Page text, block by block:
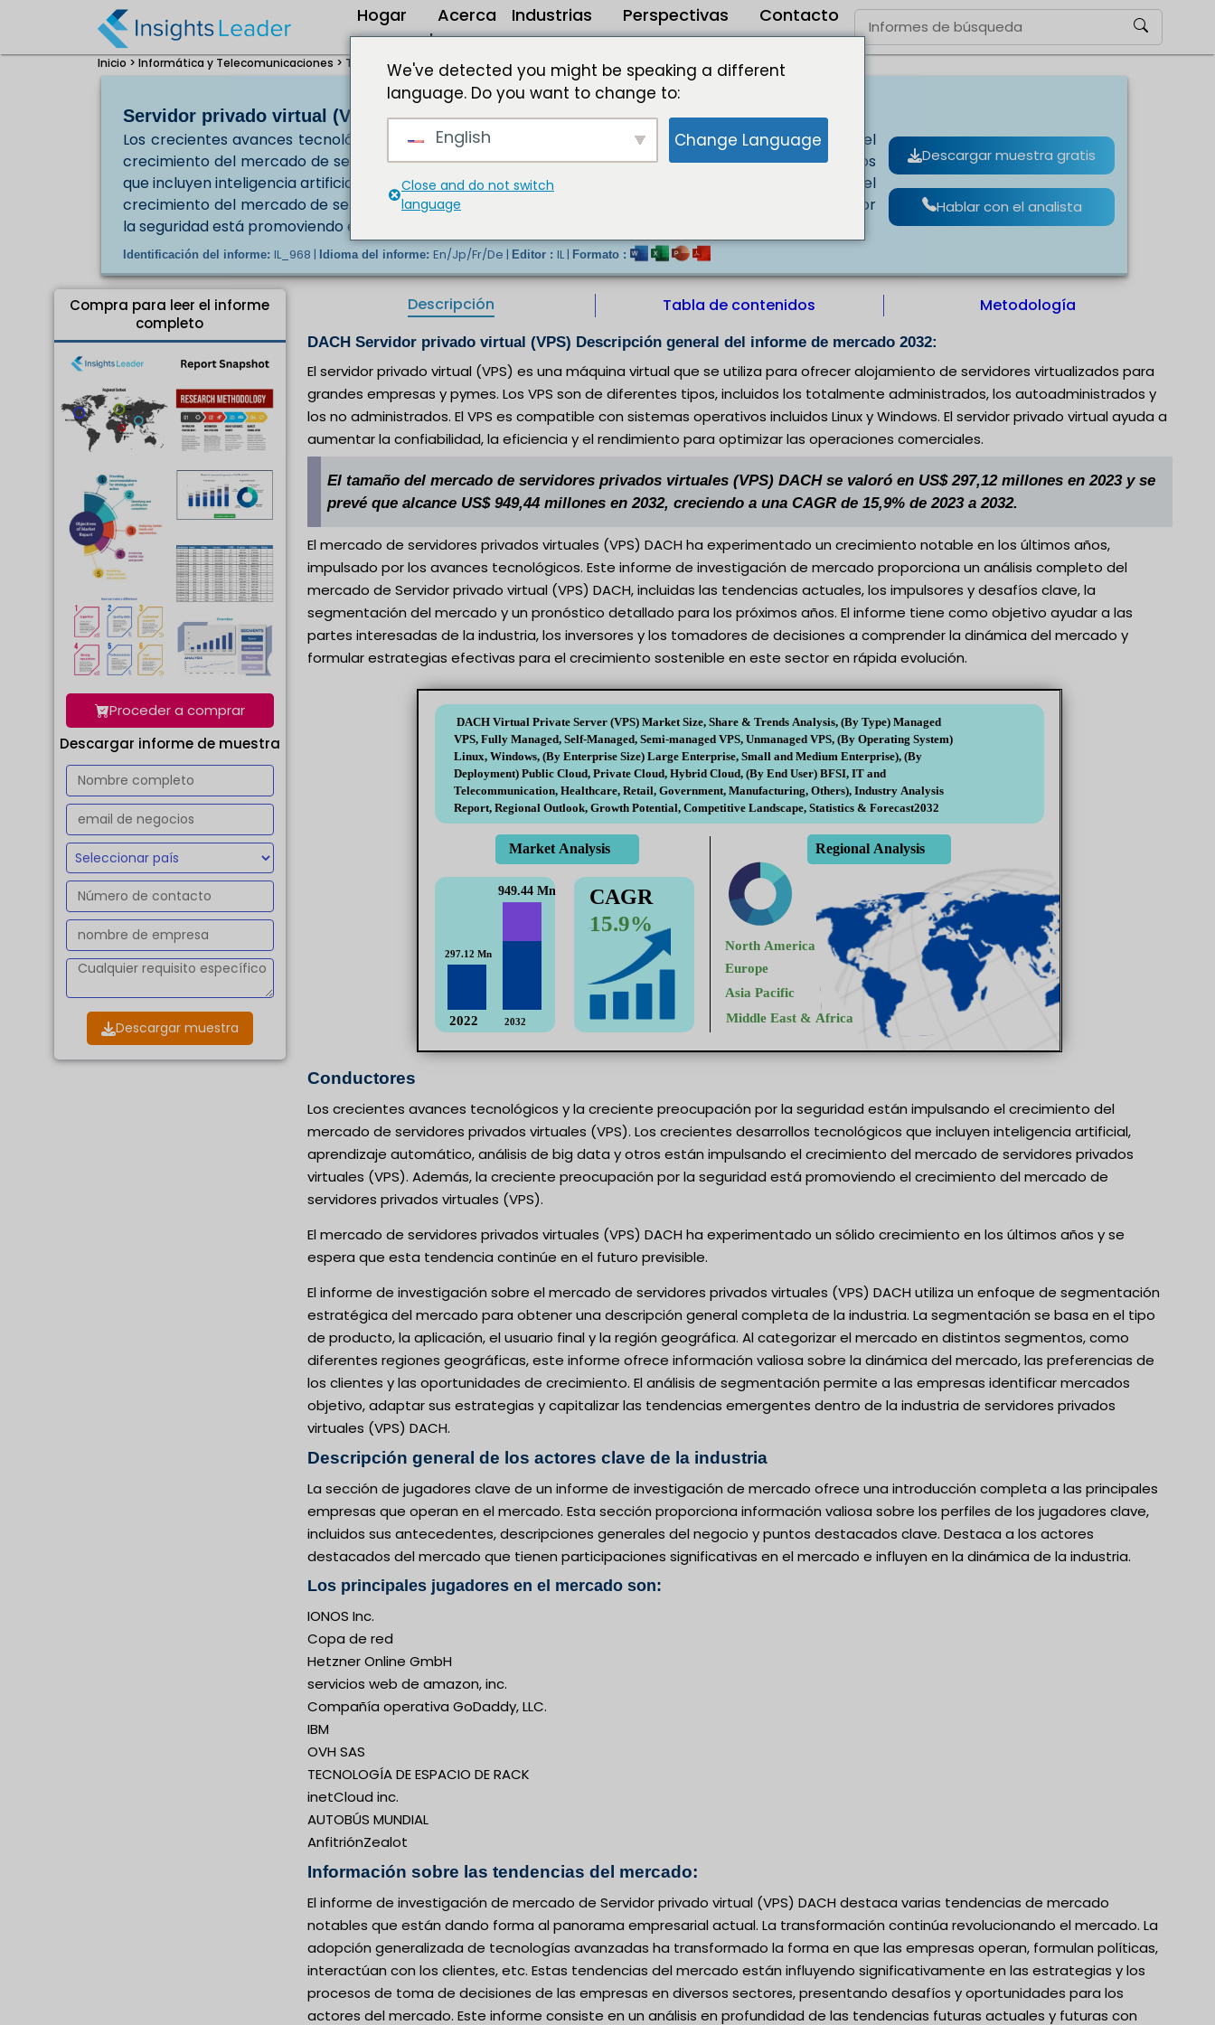
Hogar
Acerca
de
Industrias Perspectivas Contacto
Inicio > Informática y Telecomunicaciones > Tamaño del mercado del servidor privado virtual (VPS) DACH de 2023 a 2032
Servidor privado virtual (VPS) DACH Mercado Tamaño USD 949,44 millones al 2032
Los crecientes avances tecnológicos y la creciente preocupación por la seguridad están impulsando el
crecimiento del mercado de servidores privados virtuales (VPS). Los crecientes desarrollos tecnológicos
que incluyen inteligencia artificial, aprendizaje automático, análisis de big data y otros están impulsando el
crecimiento del mercado de servidores privados virtuales (VPS). Además, la creciente preocupación por
la seguridad está promoviendo el crecimiento del mercado de servidores privados virtuales (VPS).
Identificación del informe: IL_968 | Idioma del informe: En/Jp/Fr/De | Editor : IL | Formato :
Descargar muestra gratis
Hablar con el analista
Compra para leer el informe
completo
Proceder a comprar
Descargar informe de muestra
Descargar muestra
Descripción Tabla de contenidos Metodología
DACH Servidor privado virtual (VPS) Descripción general del informe de mercado 2032:
El servidor privado virtual (VPS) es una máquina virtual que se utiliza para ofrecer alojamiento de servidores virtualizados para
grandes empresas y pymes. Los VPS son de diferentes tipos, incluidos los totalmente administrados, los autoadministrados y
los no administrados. El VPS es compatible con sistemas operativos incluidos Linux y Windows. El servidor privado virtual ayuda a
aumentar la confiabilidad, la eficiencia y el rendimiento para optimizar las operaciones comerciales.
El tamaño del mercado de servidores privados virtuales (VPS) DACH se valoró en US$ 297,12 millones en 2023 y se
prevé que alcance US$ 949,44 millones en 2032, creciendo a una CAGR de 15,9% de 2023 a 2032.
El mercado de servidores privados virtuales (VPS) DACH ha experimentado un crecimiento notable en los últimos años,
impulsado por los avances tecnológicos. Este informe de investigación de mercado proporciona un análisis completo del
mercado de Servidor privado virtual (VPS) DACH, incluidas las tendencias actuales, los impulsores y desafíos clave, la
segmentación del mercado y un pronóstico detallado para los próximos años. El informe tiene como objetivo ayudar a las
partes interesadas de la industria, los inversores y los tomadores de decisiones a comprender la dinámica del mercado y
formular estrategias efectivas para el crecimiento sostenible en este sector en rápida evolución.
Conductores
Los crecientes avances tecnológicos y la creciente preocupación por la seguridad están impulsando el crecimiento del
mercado de servidores privados virtuales (VPS). Los crecientes desarrollos tecnológicos que incluyen inteligencia artificial,
aprendizaje automático, análisis de big data y otros están impulsando el crecimiento del mercado de servidores privados
virtuales (VPS). Además, la creciente preocupación por la seguridad está promoviendo el crecimiento del mercado de
servidores privados virtuales (VPS).
El mercado de servidores privados virtuales (VPS) DACH ha experimentado un sólido crecimiento en los últimos años y se
espera que esta tendencia continúe en el futuro previsible.
El informe de investigación sobre el mercado de servidores privados virtuales (VPS) DACH utiliza un enfoque de segmentación
estratégica del mercado para obtener una descripción general completa de la industria. La segmentación se basa en el tipo
de producto, la aplicación, el usuario final y la región geográfica. Al categorizar el mercado en distintos segmentos, como
diferentes regiones geográficas, este informe ofrece información valiosa sobre la dinámica del mercado, las preferencias de
los clientes y las oportunidades de crecimiento. El análisis de segmentación permite a las empresas identificar mercados
objetivo, adaptar sus estrategias y capitalizar las tendencias emergentes dentro de la industria de servidores privados
virtuales (VPS) DACH.
Descripción general de los actores clave de la industria
La sección de jugadores clave de un informe de investigación de mercado ofrece una introducción completa a las principales
empresas que operan en el mercado. Esta sección proporciona información valiosa sobre los perfiles de los jugadores clave,
incluidos sus antecedentes, descripciones generales del negocio y puntos destacados clave. Destaca a los actores
destacados del mercado que tienen participaciones significativas en el mercado e influyen en la dinámica de la industria.
Los principales jugadores en el mercado son:
IONOS Inc.
Copa de red
Hetzner Online GmbH
servicios web de amazon, inc.
Compañía operativa GoDaddy, LLC.
IBM
OVH SAS
TECNOLOGÍA DE ESPACIO DE RACK
inetCloud inc.
AUTOBÚS MUNDIAL
AnfitriónZealot
Información sobre las tendencias del mercado:
El informe de investigación de mercado de Servidor privado virtual (VPS) DACH destaca varias tendencias de mercado
notables que están dando forma al panorama empresarial actual. La transformación continúa revolucionando el mercado. La
adopción generalizada de tecnologías avanzadas ha transformado la forma en que las empresas operan, formulan políticas,
interactúan con los clientes, etc. Estas tendencias del mercado están influyendo significativamente en las estrategias y los
procesos de toma de decisiones de las empresas en diversos sectores, presentando desafíos y oportunidades para los
actores del mercado. Este informe consiste en un análisis en profundidad de las tendencias futuras actuales y futuras con
We've detected you might be speaking a different
language. Do you want to change to:
English Change Language
Close and do not switch
language